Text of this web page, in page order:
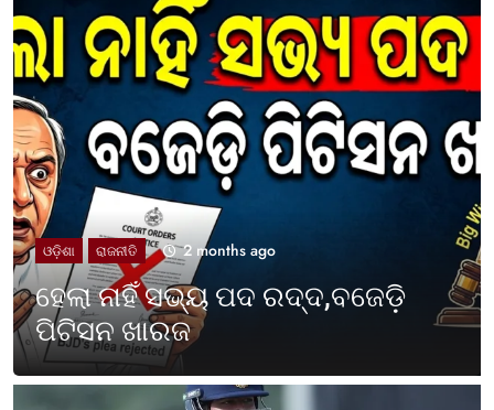
UNCATEGORIZED 2 months ago
ଓଡ଼ିଶା ପାଳିଲା ପଶ୍ଚିମବଙ୍ଗ
ପ୍ରତିଷ୍ଠା ଦିବସ